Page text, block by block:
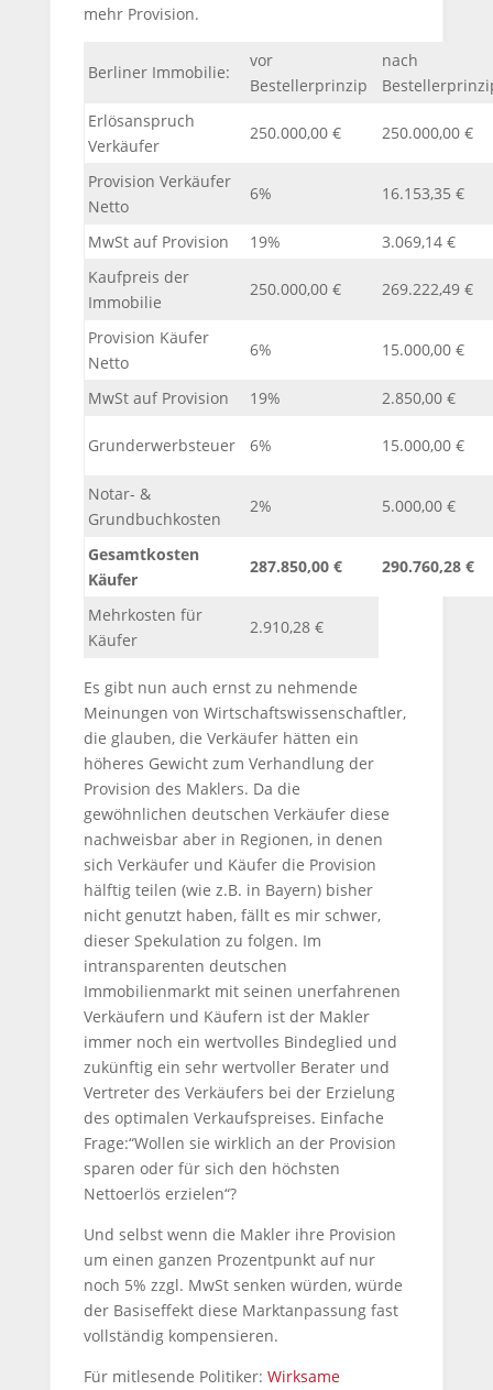
mehr Provision.
Berliner Immobilie:
vor
Bestellerprinzip
nach
Erlösanspruch
Verkäufer
250.000,00 € 250.000,00 €
Provision Verkäufer
Netto
6% 16.153,35 €
MwSt auf Provision 19%
3.069,14 €
Kaufpreis der
Immobilie
250.000,00 € 269.222,49 €
Provision Käufer
Netto
6% 15.000,00 €
MwSt auf Provision 19% 2.850,00 €
Grunderwerbsteuer 6% 15.000,00 €
Notar- &
Grundbuchkosten
2% 5.000,00 €
Gesamtkosten
Käufer
287.850,00 € 290.760,28 €
Mehrkosten für
Käufer
2.910,28 €
Es gibt nun auch ernst zu nehmende
Meinungen von Wirtschaftswissenschaftler,
die glauben, die Verkäufer hätten ein
höheres Gewicht zum Verhandlung der
Provision des Maklers. Da die
gewöhnlichen deutschen Verkäufer diese
nachweisbar aber in Regionen, in denen
sich Verkäufer und Käufer die Provision
hälftig teilen (wie z.B. in Bayern) bisher
nicht genutzt haben, fällt es mir schwer,
dieser Spekulation zu folgen. Im
intransparenten deutschen
Immobilienmarkt mit seinen unerfahrenen
Verkäufern und Käufern ist der Makler
immer noch ein wertvolles Bindeglied und
zukünftig ein sehr wertvoller Berater und
Vertreter des Verkäufers bei der Erzielung
des optimalen Verkaufspreises. Einfache
Frage:“Wollen sie wirklich an der Provision
sparen oder für sich den höchsten
Nettoerlös erzielen“?
Und selbst wenn die Makler ihre Provision
um einen ganzen Prozentpunkt auf nur
noch 5% zzgl. MwSt senken würden, würde
der Basiseffekt diese Marktanpassung fast
vollständig kompensieren.
Für mitlesende Politiker: Wirksame